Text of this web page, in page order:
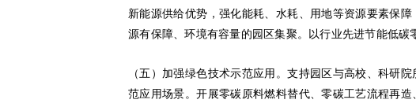
新能源供给优势，强化能耗、水耗、用地等资源要素保
源有保障、环境有容量的园区集聚。以行业先进节能低碳
（五）加强绿色技术示范应用。支持园区与高校、科研
范应用场景。开展零碳原料燃料替代、零碳工艺流程再